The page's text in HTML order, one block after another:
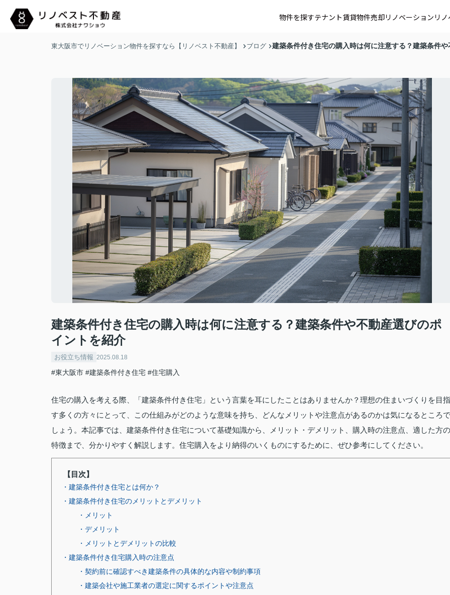
物件を探すテナント賃貸物件売却リノベーション リ
東大阪市でリノベーション物件を探すなら【リノベスト不動産】 ブログ 建築条件付き住宅の購入時は何に注意する？建築条件
建築条件付き住宅の購入時は何に注意する？建築条件や不動産選びのポ
イントを紹介
お役立ち情報 2025.08.18
#東大阪市 #建築条件付き住宅 #住宅購入
住宅の購入を考える際、「建築条件付き住宅」という言葉を耳にしたことはありませんか？理想の住まいづくりを目指
す多くの方々にとって、この仕組みがどのような意味を持ち、どんなメリットや注意点があるのかは気になるところで
しょう。本記事では、建築条件付き住宅について基礎知識から、メリット・デメリット、購入時の注意点、適した方の
特徴まで、分かりやすく解説します。住宅購入をより納得のいくものにするために、ぜひ参考にしてください。
【目次】
・建築条件付き住宅とは何か？
・建築条件付き住宅のメリットとデメリット
・メリット
・デメリット
・メリットとデメリットの比較
・建築条件付き住宅購入時の注意点
・契約前に確認すべき建築条件の具体的な内容や制約事項
・建築会社や施工業者の選定に関するポイントや注意点